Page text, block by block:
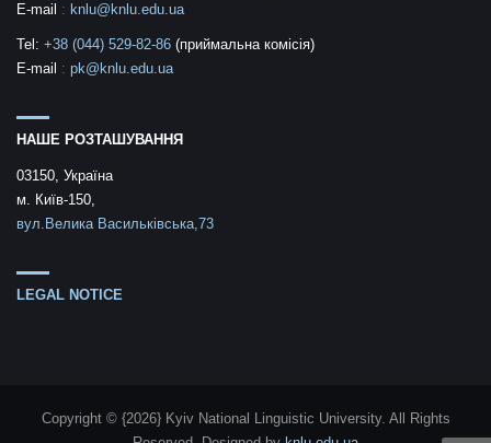
E-mail : knlu@knlu.edu.ua
Tel: +38 (044) 529-82-86 (приймальна комісія)
E-mail : pk@knlu.edu.ua
НАШЕ РОЗТАШУВАННЯ
03150, Україна
м. Київ-150,
вул.Велика Васильківська,73
LEGAL NOTICE
Copyright © {2026} Kyiv National Linguistic University. All Rights